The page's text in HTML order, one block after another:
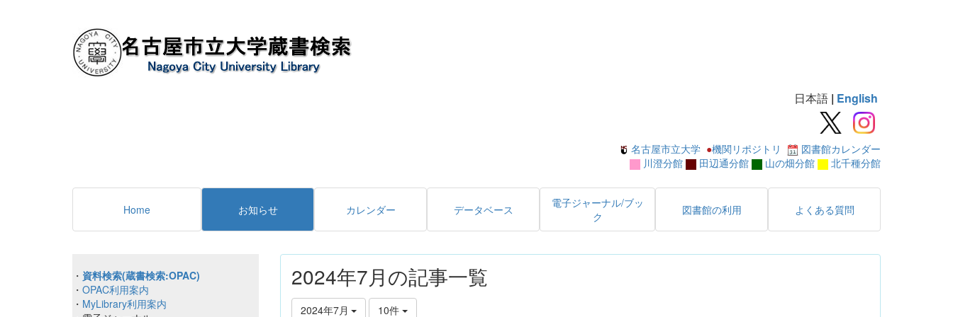
日本語 | English
名古屋市立大学 ●機関リポジトリ
図書館カレンダー
川澄分館
田辺通分館 山の畑分館 北千種分館
Home お知らせ カレンダー データベース
電子ジャーナル/ブッ
ク
図書館の利用 よくある質問
2024年7月の記事一覧
2024年7月 10件
・ 資料検索(蔵書検索:OPAC)
・ OPAC利用案内
・ MyLibrary利用案内